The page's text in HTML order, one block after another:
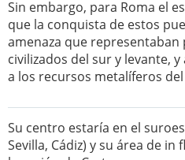
Sin embargo, para Roma el
que la conquista de estos
amenaza que representaban
civilizados del sur y levante,
a los recursos metalíferos
Su centro estaría en el
Sevilla, Cádiz) y su área de in